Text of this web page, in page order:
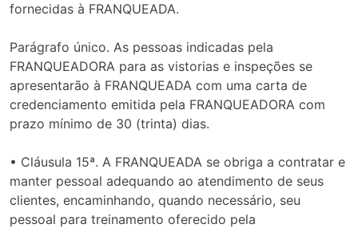
fornecidas à FRANQUEADA.
Parágrafo único. As pessoas indicadas pela
FRANQUEADORA para as vistorias e inspeções se
apresentarão à FRANQUEADA com uma carta de
credenciamento emitida pela FRANQUEADORA com
prazo mínimo de 30 (trinta) dias.
• Cláusula 15ª. A FRANQUEADA se obriga a contratar e
manter pessoal adequando ao atendimento de seus
clientes, encaminhando, quando necessário, seu
pessoal para treinamento oferecido pela